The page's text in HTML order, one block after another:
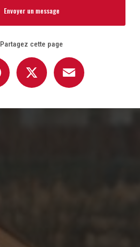
Envoyer un message
Partagez cette page
Facebook